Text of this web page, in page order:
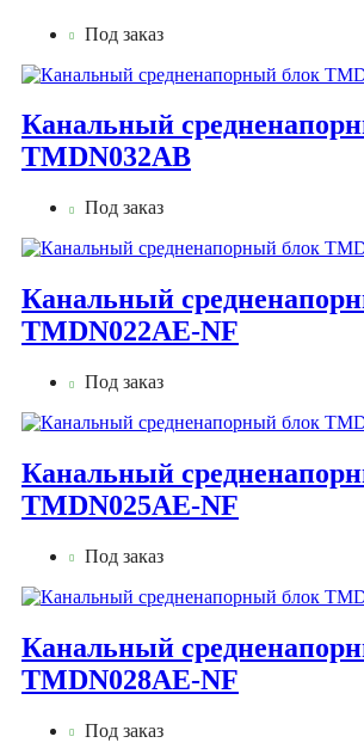
Под заказ
Канальный
TMDN032AB
Под заказ
Канальный
TMDN022AE-NF
Под заказ
Канальный
TMDN025AE-NF
Под заказ
Канальный
TMDN028AE-NF
Под заказ